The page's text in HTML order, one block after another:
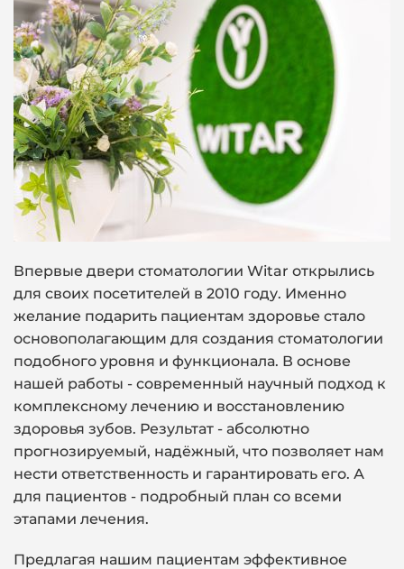
Впервые двери стоматологии Witar открылись
для своих посетителей в 2010 году. Именно
желание подарить пациентам здоровье стало
основополагающим для создания стоматологии
подобного уровня и функционала. В основе
нашей работы - современный научный подход к
комплексному лечению и восстановлению
здоровья зубов. Результат - абсолютно
прогнозируемый, надёжный, что позволяет нам
нести ответственность и гарантировать его. А
для пациентов - подробный план со всеми
этапами лечения.
Предлагая нашим пациентам эффективное